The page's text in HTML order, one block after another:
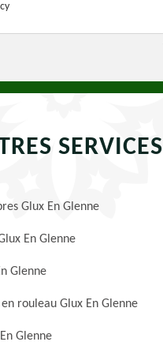
SERVICES
Glux En Glenne
En Glenne
Glenne
en rouleau Glux En Glenne
Glenne